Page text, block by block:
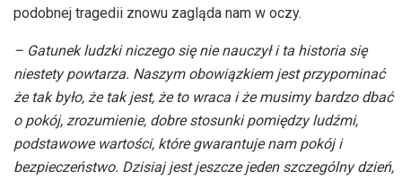
podobnej tragedii znowu zagląda nam w oczy.
– Gatunek ludzki niczego się nie nauczył i ta historia się
niestety powtarza. Naszym obowiązkiem jest przypominać
że tak było, że tak jest, że to wraca i że musimy bardzo dbać
o pokój, zrozumienie, dobre stosunki pomiędzy ludźmi,
podstawowe wartości, które gwarantuje nam pokój i
bezpieczeństwo. Dzisiaj jest jeszcze jeden szczególny dzień,